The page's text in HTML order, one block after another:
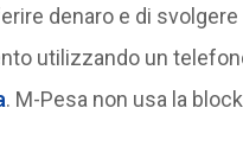
denaro e di
utilizzando un
. M-Pesa non usa la